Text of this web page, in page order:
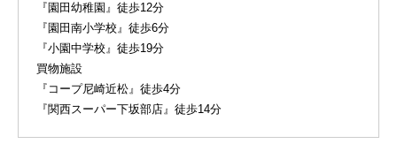
『園田幼稚園』徒歩12分
『園田南小学校』徒歩6分
『小園中学校』徒歩19分
買物施設
『コープ尼崎近松』徒歩4分
『関西スーパー下坂部店』徒歩14分